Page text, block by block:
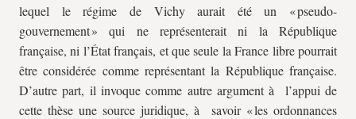
lequel le régime de Vichy aurait été un « pseudo-
gouvernement » qui ne représenterait ni la République
française, ni l’État français, et que seule la France libre pourrait
être considérée comme représentant la République française.
D’autre part, il invoque comme autre argument à l’appui de
cette thèse une source juridique, à savoir « les ordonnances